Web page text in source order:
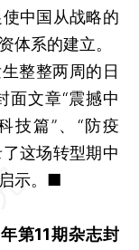
中国从战略的
体系的建立。
整整两周的日
面文章“震撼中
技篇”、“防疫
这场转型期中
示。■
第11期杂志封